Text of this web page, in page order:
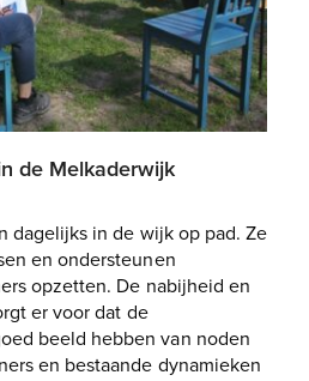
de Melkaderwijk
dagelijks in de wijk op pad. Ze
en ondersteunen
opzetten. De nabijheid en
er voor dat de
beeld hebben van noden
en bestaande dynamieken